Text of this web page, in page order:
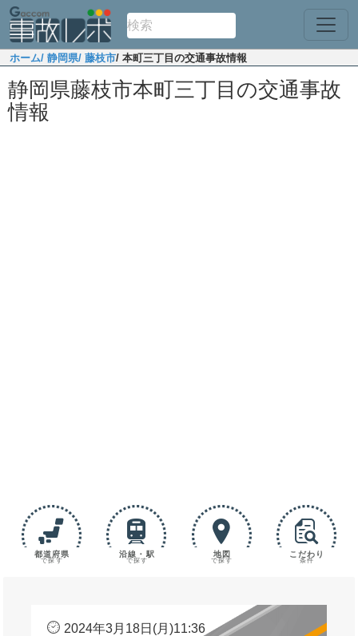
ホーム/ 静岡県/ 藤枝市/ 本町三丁目の交通事故情報
静岡県藤枝市本町三丁目の交通事故
情報
都道府県
で探す
沿線・駅
で探す
地図
で探す
こだわり
条件
2024年3月18日(月)11:36